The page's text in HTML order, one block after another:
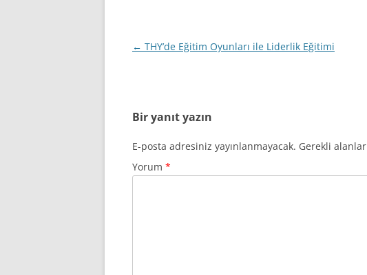
Yazı
← THY’de Eğitim Oyunları ile Liderlik Eğitimi
Bir yanıt yazın
E-posta adresiniz yayınlanmayacak. Gerekli alanlar
Yorum *